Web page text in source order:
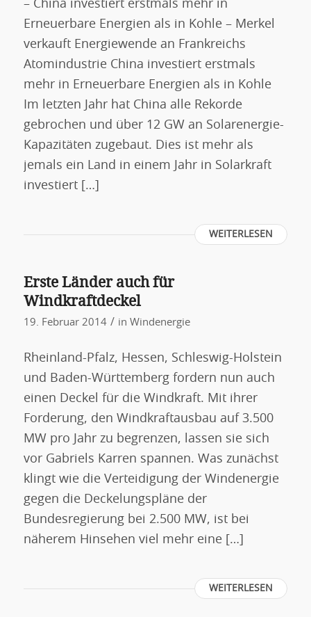
– China investiert erstmals mehr in
Erneuerbare Energien als in Kohle – Merkel
verkauft Energiewende an Frankreichs
Atomindustrie China investiert erstmals
mehr in Erneuerbare Energien als in Kohle
Im letzten Jahr hat China alle Rekorde
gebrochen und über 12 GW an Solarenergie-
Kapazitäten zugebaut. Dies ist mehr als
jemals ein Land in einem Jahr in Solarkraft
investiert […]
WEITERLESEN
Erste Länder auch für
Windkraftdeckel
19. Februar 2014 / in Windenergie
Rheinland-Pfalz, Hessen, Schleswig-Holstein
und Baden-Württemberg fordern nun auch
einen Deckel für die Windkraft. Mit ihrer
Forderung, den Windkraftausbau auf 3.500
MW pro Jahr zu begrenzen, lassen sie sich
vor Gabriels Karren spannen. Was zunächst
klingt wie die Verteidigung der Windenergie
gegen die Deckelungspläne der
Bundesregierung bei 2.500 MW, ist bei
näherem Hinsehen viel mehr eine […]
WEITERLESEN